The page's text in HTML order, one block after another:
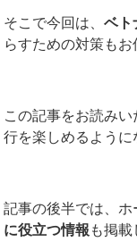
そこで今回は、 ベト
らすための対策もお
この記事をお読み
行を楽しめるように
記事の後半では、ホ
に役立つ情報 も掲